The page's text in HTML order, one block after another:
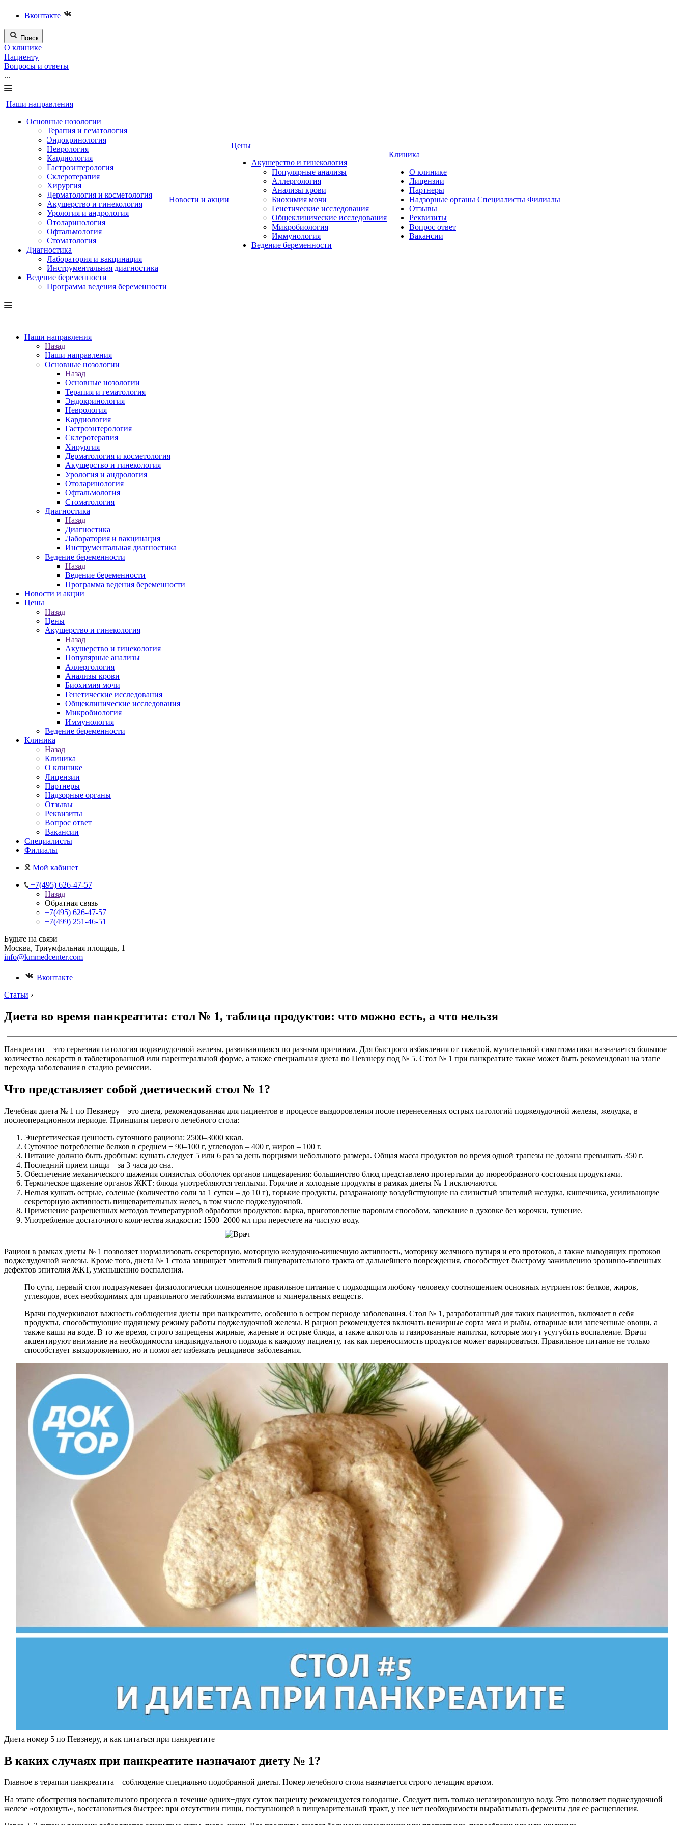
Вконтакте
Поиск
О клинике
Пациенту
Вопросы и ответы
...
Наши направления
Основные нозологии
Терапия и гематология
Эндокринология
Неврология
Кардиология
Гастроэнтерология
Склеротерапия
Хирургия
Дерматология и косметология
Акушерство и гинекология
Урология и андрология
Отоларинология
Офтальмология
Стоматология
Диагностика
Лаборатория и вакцинация
Инструментальная диагностика
Ведение беременности
Программа ведения беременности
Новости и акции
Цены
Акушерство и гинекология
Популярные анализы
Аллергология
Анализы крови
Биохимия мочи
Генетические исследования
Общеклинические исследования
Микробиология
Иммунология
Ведение беременности
Клиника
О клинике
Лицензии
Партнеры
Надзорные органы
Отзывы
Реквизиты
Вопрос ответ
Вакансии
Специалисты Филиалы
Наши направления
Назад
Наши направления
Основные нозологии
Назад
Основные нозологии
Терапия и гематология
Эндокринология
Неврология
Кардиология
Гастроэнтерология
Склеротерапия
Хирургия
Дерматология и косметология
Акушерство и гинекология
Урология и андрология
Отоларинология
Офтальмология
Стоматология
Диагностика
Назад
Диагностика
Лаборатория и вакцинация
Инструментальная диагностика
Ведение беременности
Назад
Ведение беременности
Программа ведения беременности
Новости и акции
Цены
Назад
Цены
Акушерство и гинекология
Назад
Акушерство и гинекология
Популярные анализы
Аллергология
Анализы крови
Биохимия мочи
Генетические исследования
Общеклинические исследования
Микробиология
Иммунология
Ведение беременности
Клиника
Назад
Клиника
О клинике
Лицензии
Партнеры
Надзорные органы
Отзывы
Реквизиты
Вопрос ответ
Вакансии
Специалисты
Филиалы
Мой кабинет
+7(495) 626-47-57
Назад
Обратная связь
+7(495) 626-47-57
+7(499) 251-46-51
Будьте на связи
Москва, Триумфальная площадь, 1
info@kmmedcenter.com
Вконтакте
Статьи ›
Диета во время панкреатита: стол № 1, таблица продуктов: что можно есть, а что нельзя
Панкреатит – это серьезная патология поджелудочной железы, развивающаяся по разным причинам. Для быстрого избавления от тяжелой, мучительной симптоматики назначается большое
количество лекарств в таблетированной или парентеральной форме, а также специальная диета по Певзнеру под № 5. Стол № 1 при панкреатите также может быть рекомендован на этапе
перехода заболевания в стадию ремиссии.
Что представляет собой диетический стол № 1?
Лечебная диета № 1 по Певзнеру – это диета, рекомендованная для пациентов в процессе выздоровления после перенесенных острых патологий поджелудочной железы, желудка, в
послеоперационном периоде. Принципы первого лечебного стола:
Энергетическая ценность суточного рациона: 2500–3000 ккал.
Суточное потребление белков в среднем − 90–100 г, углеводов – 400 г, жиров – 100 г.
Питание должно быть дробным: кушать следует 5 или 6 раз за день порциями небольшого размера. Общая масса продуктов во время одной трапезы не должна превышать 350 г.
Последний прием пищи – за 3 часа до сна.
Обеспечение механического щажения слизистых оболочек органов пищеварения: большинство блюд представлено протертыми до пюреобразного состояния продуктами.
Термическое щажение органов ЖКТ: блюда употребляются теплыми. Горячие и холодные продукты в рамках диеты № 1 исключаются.
Нельзя кушать острые, соленые (количество соли за 1 сутки – до 10 г), горькие продукты, раздражающе воздействующие на слизистый эпителий желудка, кишечника, усиливающие
секреторную активность пищеварительных желез, в том числе поджелудочной.
Применение разрешенных методов температурной обработки продуктов: варка, приготовление паровым способом, запекание в духовке без корочки, тушение.
Употребление достаточного количества жидкости: 1500–2000 мл при пересчете на чистую воду.
Рацион в рамках диеты № 1 позволяет нормализовать секреторную, моторную желудочно-кишечную активность, моторику желчного пузыря и его протоков, а также выводящих протоков
поджелудочной железы. Кроме того, диета № 1 стола защищает эпителий пищеварительного тракта от дальнейшего повреждения, способствует быстрому заживлению эрозивно-язвенных
дефектов эпителия ЖКТ, уменьшению воспаления.
По сути, первый стол подразумевает физиологически полноценное правильное питание с подходящим любому человеку соотношением основных нутриентов: белков, жиров,
углеводов, всех необходимых для правильного метаболизма витаминов и минеральных веществ.
Врачи подчеркивают важность соблюдения диеты при панкреатите, особенно в остром периоде заболевания. Стол № 1, разработанный для таких пациентов, включает в себя
продукты, способствующие щадящему режиму работы поджелудочной железы. В рацион рекомендуется включать нежирные сорта мяса и рыбы, отварные или запеченные овощи, а
также каши на воде. В то же время, строго запрещены жирные, жареные и острые блюда, а также алкоголь и газированные напитки, которые могут усугубить воспаление. Врачи
акцентируют внимание на необходимости индивидуального подхода к каждому пациенту, так как переносимость продуктов может варьироваться. Правильное питание не только
способствует выздоровлению, но и помогает избежать рецидивов заболевания.
Диета номер 5 по Певзнеру, и как питаться при панкреатите
В каких случаях при панкреатите назначают диету № 1?
Главное в терапии панкреатита – соблюдение специально подобранной диеты. Номер лечебного стола назначается строго лечащим врачом.
На этапе обострения воспалительного процесса в течение одних−двух суток пациенту рекомендуется голодание. Следует пить только негазированную воду. Это позволяет поджелудочной
железе «отдохнуть», восстановиться быстрее: при отсутствии пищи, поступающей в пищеварительный тракт, у нее нет необходимости вырабатывать ферменты для ее расщепления.